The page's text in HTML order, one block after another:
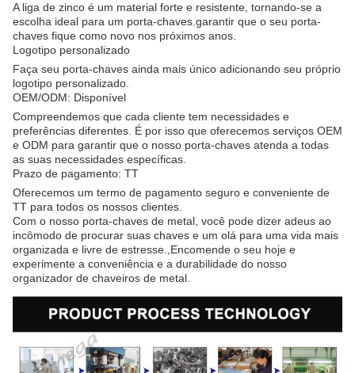
A liga de zinco é um material forte e resistente, tornando-se a
escolha ideal para um porta-chaves.garantir que o seu porta-
chaves fique como novo nos próximos anos.
Logotipo personalizado
Faça seu porta-chaves ainda mais único adicionando seu próprio
logotipo personalizado.
OEM/ODM: Disponível
Compreendemos que cada cliente tem necessidades e
preferências diferentes. É por isso que oferecemos serviços OEM
e ODM para garantir que o nosso porta-chaves atenda a todas
as suas necessidades específicas.
Prazo de pagamento: TT
Oferecemos um termo de pagamento seguro e conveniente de
TT para todos os nossos clientes.
Com o nosso porta-chaves de metal, você pode dizer adeus ao
incômodo de procurar suas chaves e um olá para uma vida mais
organizada e livre de estresse.,Encomende o seu hoje e
experimente a conveniência e a durabilidade do nosso
organizador de chaveiros de metal.